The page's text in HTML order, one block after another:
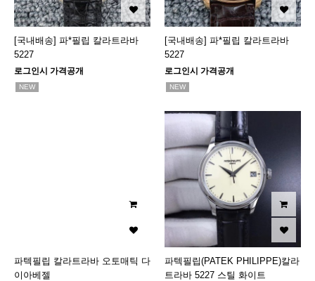
[국내배송] 파*필립 칼라트라바
5227
로그인시 가격공개
NEW
[국내배송] 파*필립 칼라트라바
5227
로그인시 가격공개
NEW
파텍필립 칼라트라바 오토매틱 다
이아베젤
파텍필립(PATEK PHILIPPE)칼라
트라바 5227 스틸 화이트